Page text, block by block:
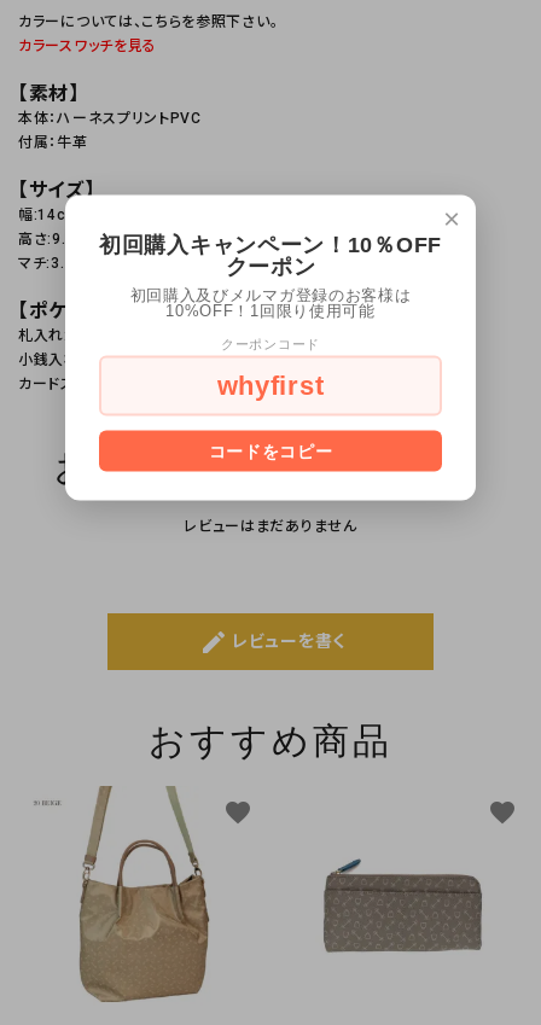
カラーについては、こちらを参照下さい。
カラースワッチを見る
【素材】
本体：ハーネスプリントPVC
付属：牛革
【サイズ】
幅:14cm
高さ:9.5cm
マチ:3.5cm
【ポケット等】
札入れ:2
小銭入れ:1
カードスロット:9
お客様のレビュー（0）
レビューはまだありません
create レビューを書く
おすすめ商品
favorite favorite
×
初回購入キャンペーン！10％OFF
クーポン
初回購入及びメルマガ登録のお客様は
10%OFF！1回限り使用可能
クーポンコード
whyfirst
コードをコピー